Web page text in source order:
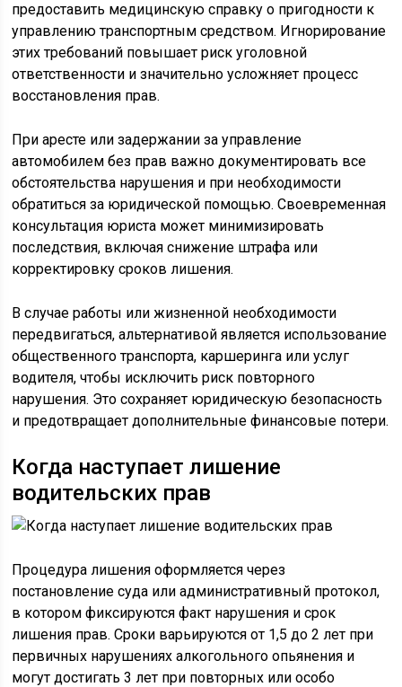
предоставить медицинскую справку о пригодности к
управлению транспортным средством. Игнорирование
этих требований повышает риск уголовной
ответственности и значительно усложняет процесс
восстановления прав.
При аресте или задержании за управление
автомобилем без прав важно документировать все
обстоятельства нарушения и при необходимости
обратиться за юридической помощью. Своевременная
консультация юриста может минимизировать
последствия, включая снижение штрафа или
корректировку сроков лишения.
В случае работы или жизненной необходимости
передвигаться, альтернативой является использование
общественного транспорта, каршеринга или услуг
водителя, чтобы исключить риск повторного
нарушения. Это сохраняет юридическую безопасность
и предотвращает дополнительные финансовые потери.
Когда наступает лишение
водительских прав
Процедура лишения оформляется через
постановление суда или административный протокол,
в котором фиксируются факт нарушения и срок
лишения прав. Сроки варьируются от 1,5 до 2 лет при
первичных нарушениях алкогольного опьянения и
могут достигать 3 лет при повторных или особо